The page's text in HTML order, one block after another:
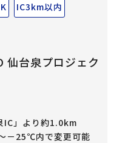
IC3km以内
仙台泉プロジェク
IC」より約1.0km
25℃内で変更可能